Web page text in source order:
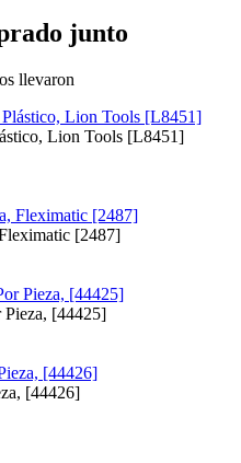
junto
llevaron
Lion Tools [L8451]
[2487]
Pieza, [44425]
[44426]